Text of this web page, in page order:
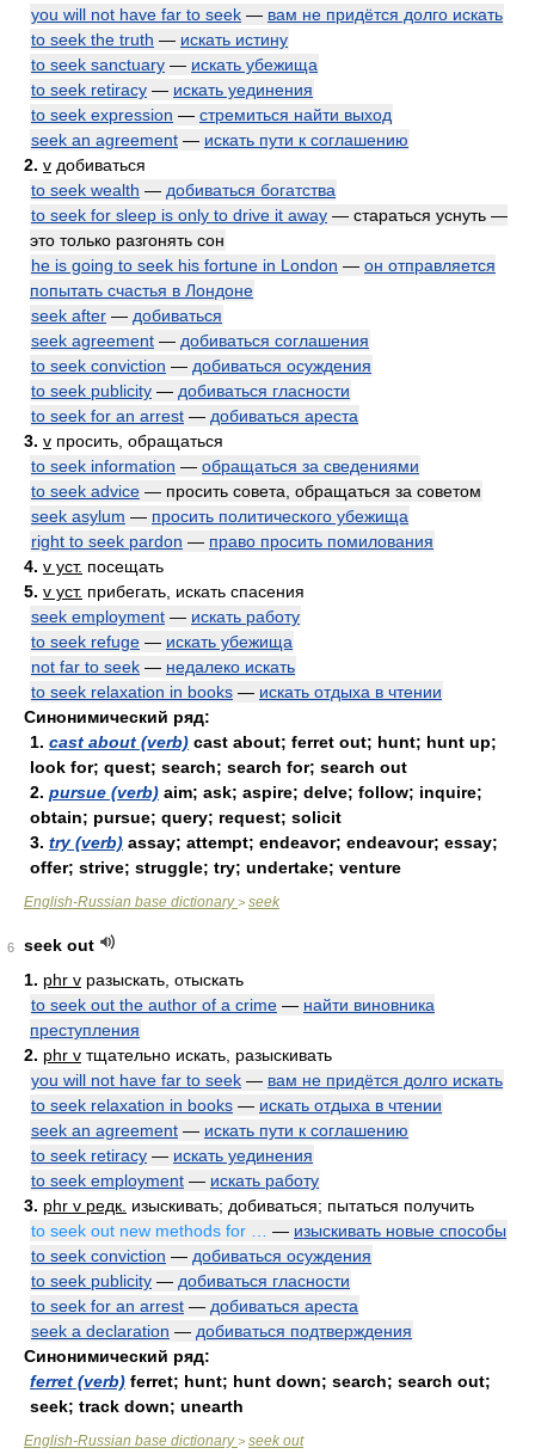
you will not have far to seek — вам не придётся долго искать
to seek the truth — искать истину
to seek sanctuary — искать убежища
to seek retiracy — искать уединения
to seek expression — стремиться найти выход
seek an agreement — искать пути к соглашению
2. v добиваться
to seek wealth — добиваться богатства
to seek for sleep is only to drive it away — стараться уснуть —
это только разгонять сон
he is going to seek his fortune in London — он отправляется
попытать счастья в Лондоне
seek after — добиваться
seek agreement — добиваться соглашения
to seek conviction — добиваться осуждения
to seek publicity — добиваться гласности
to seek for an arrest — добиваться ареста
3. v просить, обращаться
to seek information — обращаться за сведениями
to seek advice — просить совета, обращаться за советом
seek asylum — просить политического убежища
right to seek pardon — право просить помилования
4. v уст. посещать
5. v уст. прибегать, искать спасения
seek employment — искать работу
to seek refuge — искать убежища
not far to seek — недалеко искать
to seek relaxation in books — искать отдыха в чтении
Синонимический ряд:
1. cast about (verb) cast about; ferret out; hunt; hunt up;
look for; quest; search; search for; search out
2. pursue (verb) aim; ask; aspire; delve; follow; inquire;
obtain; pursue; query; request; solicit
3. try (verb) assay; attempt; endeavor; endeavour; essay;
offer; strive; struggle; try; undertake; venture
English-Russian base dictionary> seek
6
seek out
1. phr v разыскать, отыскать
to seek out the author of a crime — найти виновника
преступления
2. phr v тщательно искать, разыскивать
you will not have far to seek — вам не придётся долго искать
to seek relaxation in books — искать отдыха в чтении
seek an agreement — искать пути к соглашению
to seek retiracy — искать уединения
to seek employment — искать работу
3. phr v редк. изыскивать; добиваться; пытаться получить
to seek out new methods for …
— изыскивать новые способы
to seek conviction — добиваться осуждения
to seek publicity — добиваться гласности
to seek for an arrest — добиваться ареста
seek a declaration — добиваться подтверждения
Синонимический ряд:
ferret (verb) ferret; hunt; hunt down; search; search out;
seek; track down; unearth
English-Russian base dictionary> seek out